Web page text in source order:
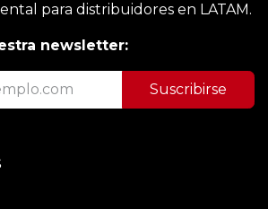
para distribuidores en LATAM.
newsletter:
Suscribirse